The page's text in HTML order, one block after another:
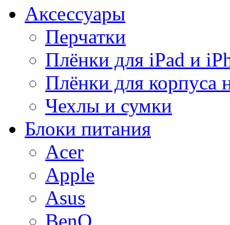
Аксессуары
Перчатки
Плёнки для iPad и
Плёнки для корпуса
Чехлы и сумки
Блоки питания
Acer
Apple
Asus
BenQ